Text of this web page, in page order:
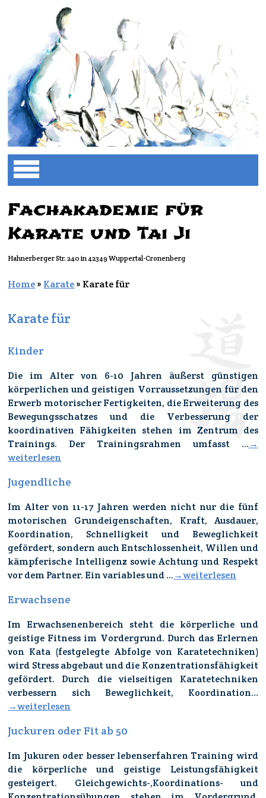
Fachakademie für
Karate und Tai Ji
Hahnerberger Str. 240 in 42349 Wuppertal-Cronenberg
Home» Karate» Karate für
Karate für
Kinder
Die im Alter von 6-10 Jahren äußerst günstigen
körperlichen und geistigen Vorraussetzungen für den
Erwerb motorischer Fertigkeiten, die Erweiterung des
Bewegungsschatzes und die Verbesserung der
koordinativen Fähigkeiten stehen im Zentrum des
Trainings. Der Trainingsrahmen umfasst …→
weiterlesen
Jugendliche
Im Alter von 11-17 Jahren werden nicht nur die fünf
motorischen Grundeigenschaften, Kraft, Ausdauer,
Koordination, Schnelligkeit und Beweglichkeit
gefördert, sondern auch Entschlossenheit, Willen und
kämpferische Intelligenzsowie Achtung und Respekt
vor dem Partner. Ein variables und…→weiterlesen
Erwachsene
Im Erwachsenenbereich steht die körperliche und
geistige Fitness im Vordergrund. Durch das Erlernen
von Kata (festgelegte Abfolge von Karatetechniken)
wird Stress abgebaut und die Konzentrationsfähigkeit
gefördert. Durch die vielseitigen Karatetechniken
verbessern sich Beweglichkeit, Koordination…
→weiterlesen
Juckuren oder Fit ab 50
Im Jukuren oder besser lebenserfahren Training wird
die körperliche und geistige Leistungsfähigkeit
gesteigert. Gleichgewichts-,Koordinations- und